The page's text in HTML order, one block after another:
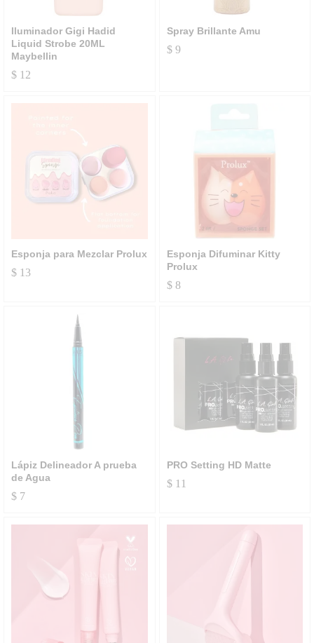
Iluminador Gigi Hadid
Liquid Strobe 20ML
Maybellin
$ 12
Spray Brillante Amu
$9
Esponja para Mezclar Prolux
$ 13
Esponja Difuminar Kitty
Prolux
$8
Lápiz Delineador A prueba
de Agua
$ 7
PRO Setting HD Matte
$11